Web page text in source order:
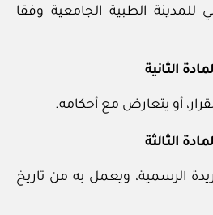
للمدينة الطبية الجامعية وفقا
الثانية
أو يتعارض مع أحكامه.
الثالثة
الرسمية، ويعمل به من تاريخ